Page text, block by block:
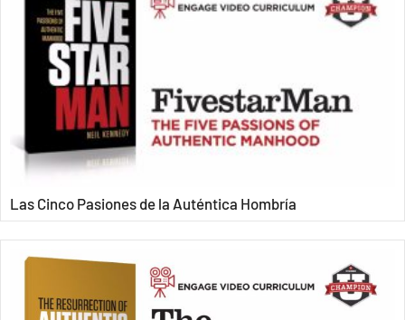
Las Cinco Pasiones de la Auténtica Hombría